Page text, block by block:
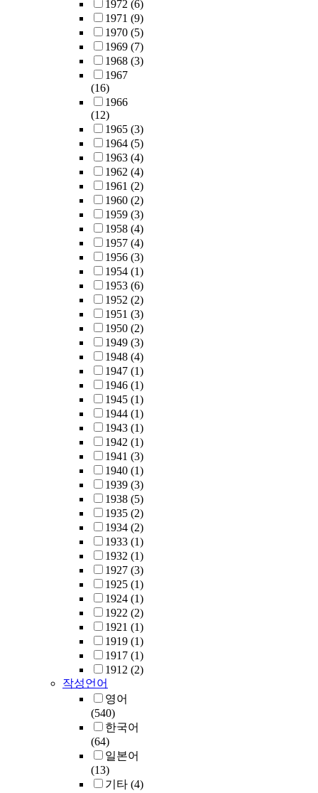
1972 (6)
1971 (9)
1970 (5)
1969 (7)
1968 (3)
1967
(16)
1966
(12)
1965 (3)
1964 (5)
1963 (4)
1962 (4)
1961 (2)
1960 (2)
1959 (3)
1958 (4)
1957 (4)
1956 (3)
1954 (1)
1953 (6)
1952 (2)
1951 (3)
1950 (2)
1949 (3)
1948 (4)
1947 (1)
1946 (1)
1945 (1)
1944 (1)
1943 (1)
1942 (1)
1941 (3)
1940 (1)
1939 (3)
1938 (5)
1935 (2)
1934 (2)
1933 (1)
1932 (1)
1927 (3)
1925 (1)
1924 (1)
1922 (2)
1921 (1)
1919 (1)
1917 (1)
1912 (2)
작성언어
영어
(540)
한국어
(64)
일본어
(13)
기타 (4)